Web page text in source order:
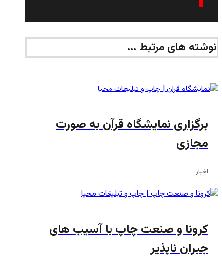
نوشته های مرتبط ...
برگزاری نمایشگاه قرآن به صورت
مجازی
اخبار
کرونا و صنعت چاپ با آسیب های
جبران ناپذیر